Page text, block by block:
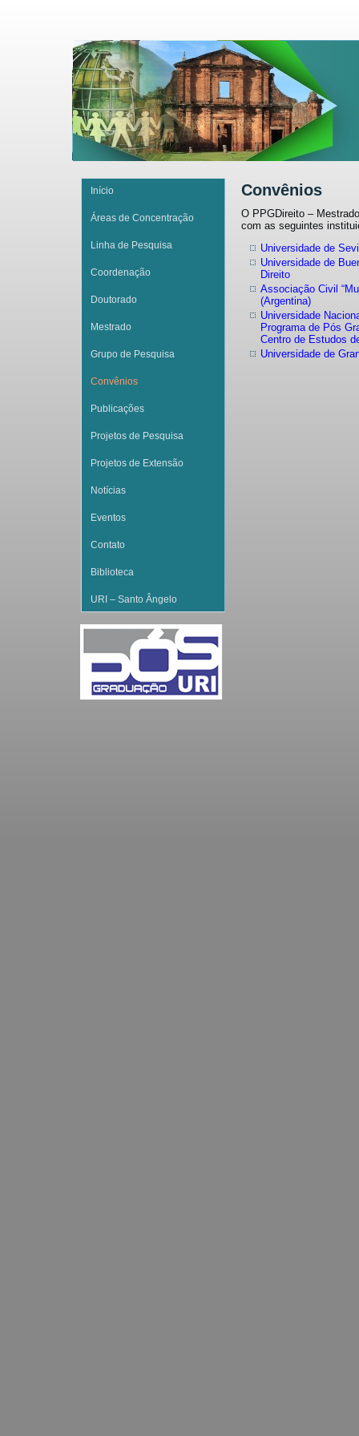
Início
Áreas de Concentração
Linha de Pesquisa
Coordenação
Doutorado
Mestrado
Grupo de Pesquisa
Convênios
Publicações
Projetos de Pesquisa
Projetos de Extensão
Notícias
Eventos
Contato
Biblioteca
URI – Santo Ângelo
Convênios
O PPGDireito –
com as seguintes
Universidade de
Universidade de
Direito
Associação Civil
(Argentina)
Universidade
Programa de Pós
Centro de Estudos
Universidade de